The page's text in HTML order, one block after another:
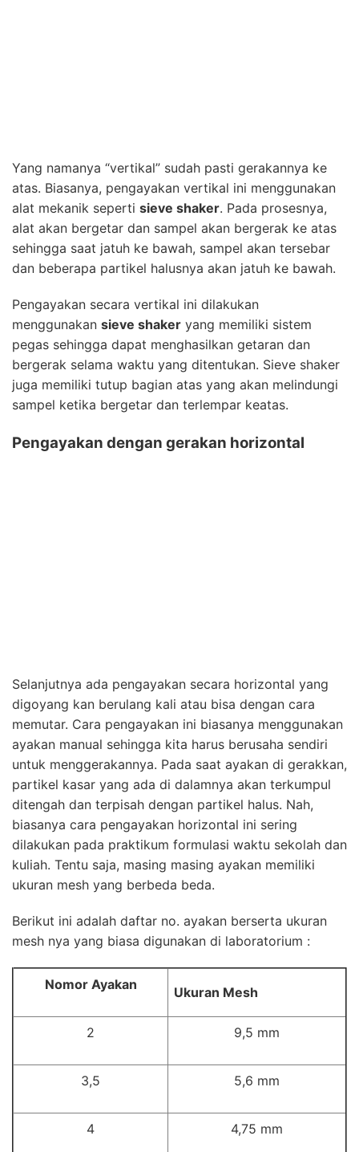
Yang namanya “vertikal” sudah pasti gerakannya ke
atas. Biasanya, pengayakan vertikal ini menggunakan
alat mekanik seperti sieve shaker. Pada prosesnya,
alat akan bergetar dan sampel akan bergerak ke atas
sehingga saat jatuh ke bawah, sampel akan tersebar
dan beberapa partikel halusnya akan jatuh ke bawah.
Pengayakan secara vertikal ini dilakukan
menggunakan sieve shaker yang memiliki sistem
pegas sehingga dapat menghasilkan getaran dan
bergerak selama waktu yang ditentukan. Sieve shaker
juga memiliki tutup bagian atas yang akan melindungi
sampel ketika bergetar dan terlempar keatas.
Pengayakan dengan gerakan horizontal
Selanjutnya ada pengayakan secara horizontal yang
digoyang kan berulang kali atau bisa dengan cara
memutar. Cara pengayakan ini biasanya menggunakan
ayakan manual sehingga kita harus berusaha sendiri
untuk menggerakannya. Pada saat ayakan di gerakkan,
partikel kasar yang ada di dalamnya akan terkumpul
ditengah dan terpisah dengan partikel halus. Nah,
biasanya cara pengayakan horizontal ini sering
dilakukan pada praktikum formulasi waktu sekolah dan
kuliah. Tentu saja, masing masing ayakan memiliki
ukuran mesh yang berbeda beda.
Berikut ini adalah daftar no. ayakan berserta ukuran
mesh nya yang biasa digunakan di laboratorium :
Nomor Ayakan Ukuran Mesh
2 9,5 mm
3,5 5,6 mm
4 4,75 mm